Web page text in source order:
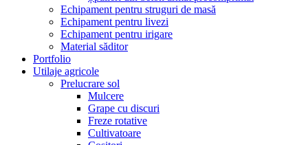
Echipament pentru struguri de masă
Echipament pentru livezi
Echipament pentru irigare
Material săditor
Portfolio
Utilaje agricole
Prelucrare sol
Mulcere
Grape cu discuri
Freze rotative
Cultivatoare